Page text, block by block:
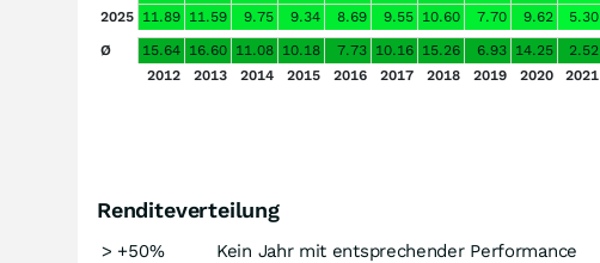
2025 11.89 11.59 9.75 9.34 8.69 9.55 10.60 7.70 9.62 5.30
Ø
15.64 16.60 11.08 10.18 7.73 10.16 15.26 6.93 14.25 2.52
2012
2013 2014 2015 2016 2017 2018 2019 2020 2021
Renditeverteilung
> +50%
Kein Jahr mit entsprechender Performance